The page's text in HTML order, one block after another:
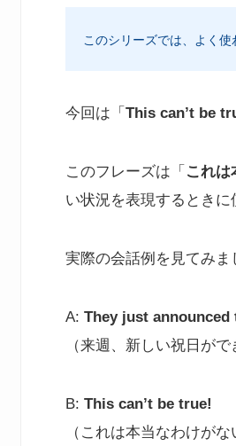
このシリーズでは、よく
今回は「 This can’t be
このフレーズは「 これは
い状況を表現するときに
実際の会話例を見てみま
A: They just announced
（来週、新しい祝日が
B: This can’t be true!
（これは本当なわけがな